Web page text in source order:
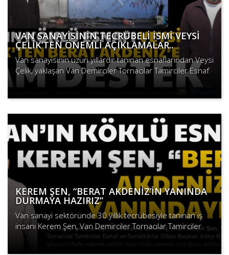
VAN SANAYİSİNİN TECRÜBELİ İSMİ VEYSİ
ÇELİK’TEN ÖNEMLİ AÇIKLAMALAR..
Van sanayisinin uzun yıllardır tanınan esnaflarından Veysi
Çelik, yaklaşan Van Demirciler Tornacılar Tamirciler Esnaf
ve Sanatkarlar Odası seçimleri öncesi değerlendirmel..
Devamını Oku
KEREM ŞEN, “BERAT AKDENİZ’İN YANINDA
DURMAYA HAZIRIZ”
Van sanayi sektöründe 30 yıllık tecrübesiyle tanınan iş
insanı Kerem Şen, Van Demirciler Tornacılar Tamirciler
Esnaf ve Sanatkârlar Odası Başkan Adayı Berat Akdeniz’e